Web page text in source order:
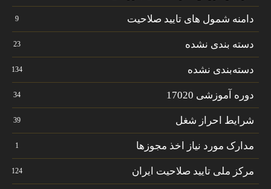
دامنه شمول های تایید صلاحیت 9
دسته بندی نشده 23
دسته‌بندی نشده 134
دوره آموزشی 17020 34
شرایط احراز شغل 39
مدارک مورد نیاز اخذ مجوزها 1
مرکز ملی تایید صلاحیت ایران 124